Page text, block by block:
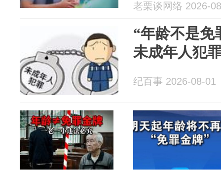
老栗谈网络 2026-
“年龄不是免
未成年人犯
纪百事 2026-08-01